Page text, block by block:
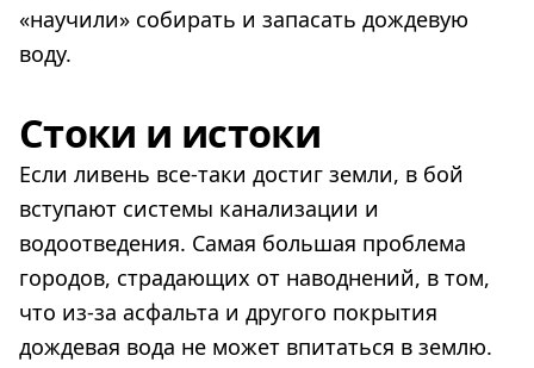
«научили» собирать и запасать дождевую
воду.
Стоки и истоки
Если ливень все-таки достиг земли, в бой
вступают системы канализации и
водоотведения. Самая большая проблема
городов, страдающих от наводнений, в том,
что из-за асфальта и другого покрытия
дождевая вода не может впитаться в землю.